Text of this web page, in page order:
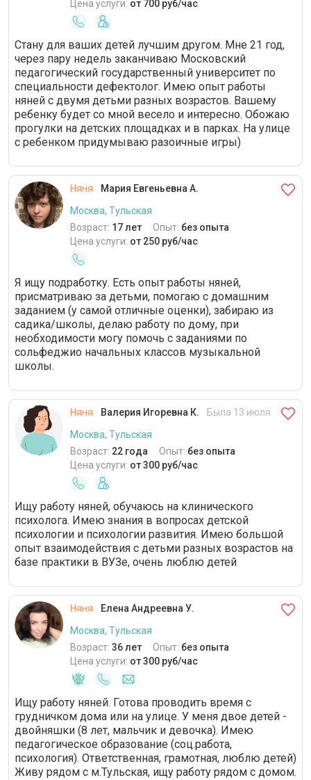
Цена услуги: от 700 руб/час
Стану для ваших детей лучшим другом. Мне 21 год,
через пару недель заканчиваю Московский
педагогический государственный университет по
специальности дефектолог. Имею опыт работы
няней с двумя детьми разных возрастов. Вашему
ребенку будет со мной весело и интересно. Обожаю
прогулки на детских площадках и в парках. На улице
с ребенком придумываю разоичные игры)
Няня
Мария Евгеньевна А.
Москва, Тульская
Возраст: 17 лет Опыт: без опыта
Цена услуги: от 250 руб/час
Я ищу подработку. Есть опыт работы няней,
присматриваю за детьми, помогаю с домашним
заданием (у самой отличные оценки), забираю из
садика/школы, делаю работу по дому, при
необходимости могу помочь с заданиями по
сольфеджио начальных классов музыкальной
школы.
Няня Валерия Игоревна К.
Была 13 июля
Москва, Тульская
Возраст: 22 года Опыт: без опыта
Цена услуги: от 300 руб/час
Ищу работу няней, обучаюсь на клинического
психолога. Имею знания в вопросах детской
психологии и психологии развития. Имею большой
опыт взаимодействия с детьми разных возрастов на
базе практики в ВУЗе, очень люблю детей
Няня
Елена Андреевна У.
Москва, Тульская
Возраст: 36 лет Опыт: без опыта
Цена услуги: от 300 руб/час
Ищу работу няней. Готова проводить время с
грудничком дома или на улице. У меня двое детей -
двойняшки (8 лет, мальчик и девочка). Имею
педагогическое образование (соц.работа,
психология). Ответственная, грамотная, люблю детей)
Живу рядом с м.Тульская, ищу работу рядом с домом.